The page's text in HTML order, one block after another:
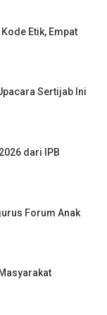
Etik, Empat
Sertijab Ini
dari IPB
Forum Anak